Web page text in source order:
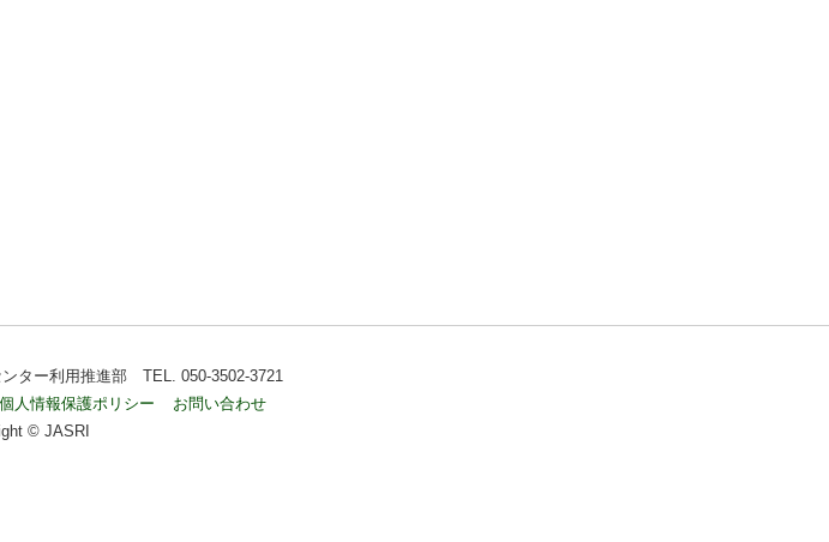
ター利用推進部 TEL. 050-3502-3721
人情報保護ポリシー
お問い合わせ
© JASRI